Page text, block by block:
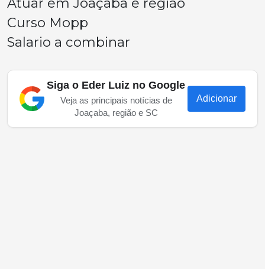
Curso Mopp
Salario a combinar
Siga o Eder Luiz no Google
Veja as principais notícias de
Joaçaba, região e SC
Adicionar